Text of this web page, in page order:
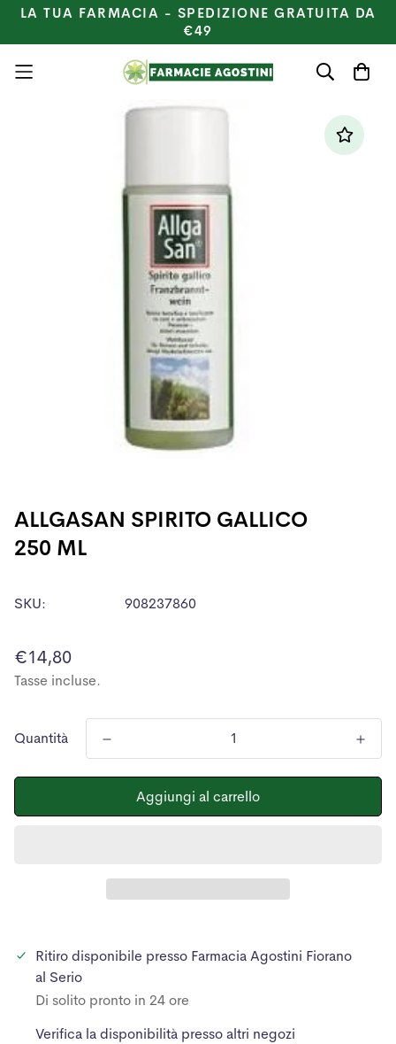
LA TUA FARMACIA - SPEDIZIONE GRATUITA DA
€49
ALLGASAN SPIRITO GALLICO
250 ML
SKU: 908237860
Prezzo
normale
€14,80
Tasse incluse.
Quantità
Aggiungi al carrello
Ritiro disponibile presso Farmacia Agostini Fiorano
al Serio
Di solito pronto in 24 ore
Verifica la disponibilità presso altri negozi